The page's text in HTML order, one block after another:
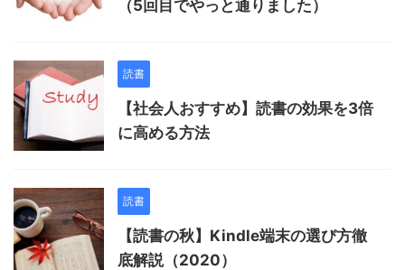
（5回目でやっと通りました）
読書
【社会人おすすめ】読書の効果を3倍
に高める方法
読書
【読書の秋】Kindle端末の選び方徹
底解説（2020）